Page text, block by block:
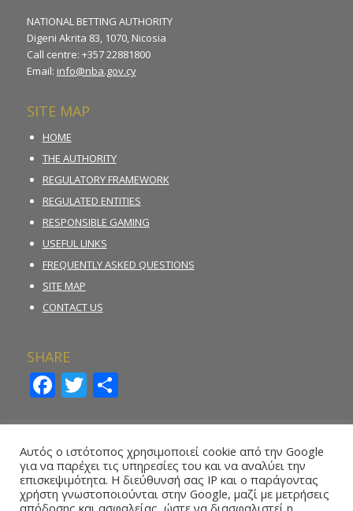
NATIONAL BETTING AUTHORITY
Digeni Akrita 83, 1070, Nicosia
Call centre: +357 22881800
Email: info@nba.gov.cy
SITE MAP
HOME
THE AUTHORITY
REGULATORY FRAMEWORK
REGULATED ENTITIES
RESPONSIBLE GAMING
USEFUL LINKS
FREQUENTLY ASKED QUESTIONS
SITE MAP
CONTACT US
SHARE
Facebook
Twitter
Share
REPORT ILLEGAL GAMBLING ACTIVITY
ONLINE REPORTING FORM – WHISTLEBLOWING
Αυτός ο ιστότοπος χρησιμοποιεί cookie από την Google
για να παρέχει τις υπηρεσίες του και να αναλύει την
επισκεψιμότητα. Η διεύθυνσή σας IP και ο παράγοντας
χρήστη γνωστοποιούνται στην Google, μαζί με μετρήσεις
απόδοσης και ασφαλείας, ώστε να διασφαλιστεί η